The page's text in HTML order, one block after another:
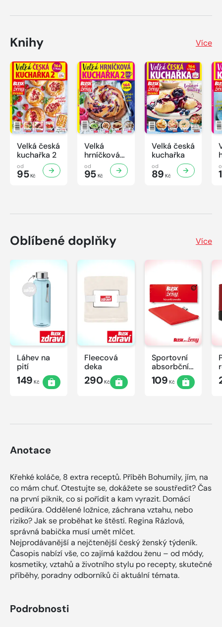
Knihy Více
Velká česká
kuchařka 2
od
95Kč
Velká
hrníčková
kuchařka II
od
95Kč
Velká česká
kuchařka
od
89 Kč
Oblíbené doplňky Více
Láhev na
pití
149 Kč
Fleecová
deka
290Kč
Sportovní
absorbční
ručník
109 Kč
Anotace
Křehké koláče, 8 extra receptů. Příběh Bohumily, jím, na
co mám chuť. Otestujte se, dokážete se soustředit? Čas
na první piknik, co si pořídit a kam vyrazit. Domácí
pedikúra. Oddělené ložnice, záchrana vztahu, nebo
riziko? Jak se proběhat ke štěstí. Regina Rázlová,
správná babička musí umět mlčet.
Nejprodávanější a nejčtenější český ženský týdeník.
Časopis nabízí vše, co zajímá každou ženu – od módy,
kosmetiky, vztahů a životního stylu po recepty, skutečné
příběhy, poradny odborníků či aktuální témata.
Podrobnosti